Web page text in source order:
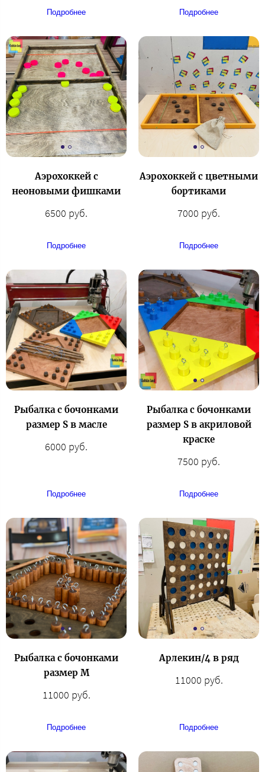
Подробнее Подробнее
Аэрохоккей с
неоновыми фишками
6500 руб.
Подробнее
Аэрохоккей с цветными
бортиками
7000 руб.
Подробнее
Рыбалка с бочонками
размер S в масле
6000 руб.
Подробнее
Рыбалка с бочонками
размер S в акриловой
краске
7500 руб.
Подробнее
Рыбалка с бочонками
размер М
11000 руб.
Подробнее
Арлекин/4 в ряд
11000 руб.
Подробнее